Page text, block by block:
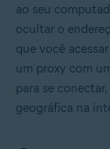
ao seu
ocultar o
que você
um proxy com
para se
geográfica na